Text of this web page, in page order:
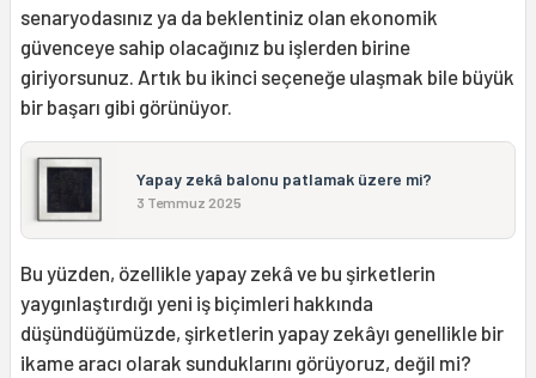
senaryodasınız ya da beklentiniz olan ekonomik
güvenceye sahip olacağınız bu işlerden birine
giriyorsunuz. Artık bu ikinci seçeneğe ulaşmak bile büyük
bir başarı gibi görünüyor.
Yapay zekâ balonu patlamak üzere mi?
3 Temmuz 2025
Bu yüzden, özellikle yapay zekâ ve bu şirketlerin
yaygınlaştırdığı yeni iş biçimleri hakkında
düşündüğümüzde, şirketlerin yapay zekâyı genellikle bir
ikame aracı olarak sunduklarını görüyoruz, değil mi?